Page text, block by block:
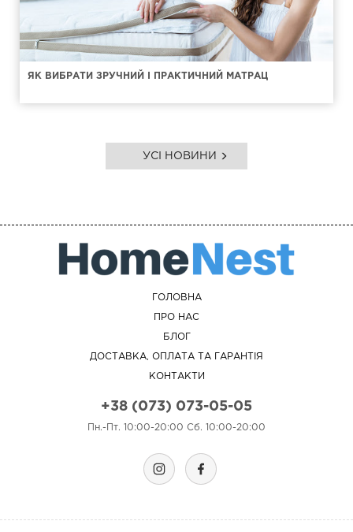
ЯК ВИБРАТИ ЗРУЧНИЙ І ПРАКТИЧНИЙ МАТРАЦ
УСІ НОВИНИ
ГОЛОВНА
ПРО НАС
БЛОГ
ДОСТАВКА, ОПЛАТА ТА ГАРАНТІЯ
КОНТАКТИ
+38 (073) 073-05-05
Пн.-Пт. 10:00-20:00 Сб. 10:00-20:00